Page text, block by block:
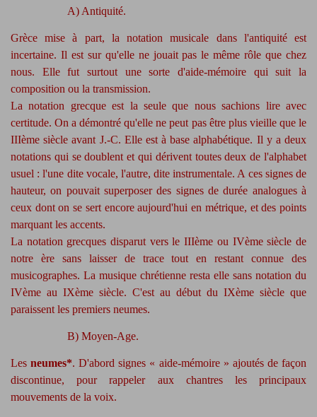
A) Antiquité.
Grèce mise à part, la notation musicale dans l'antiquité est
incertaine. Il est sur qu'elle ne jouait pas le même rôle que chez
nous. Elle fut surtout une sorte d'aide-mémoire qui suit la
composition ou la transmission.
La notation grecque est la seule que nous sachions lire avec
certitude. On a démontré qu'elle ne peut pas être plus vieille que le
IIIème siècle avant J.-C. Elle est à base alphabétique. Il y a deux
notations qui se doublent et qui dérivent toutes deux de l'alphabet
usuel : l'une dite vocale, l'autre, dite instrumentale. A ces signes de
hauteur, on pouvait superposer des signes de durée analogues à
ceux dont on se sert encore aujourd'hui en métrique, et des points
marquant les accents.
La notation grecques disparut vers le IIIème ou IVème siècle de
notre ère sans laisser de trace tout en restant connue des
musicographes. La musique chrétienne resta elle sans notation du
IVème au IXème siècle. C'est au début du IXème siècle que
paraissent les premiers neumes.
B) Moyen-Age.
Lesneumes*. D'abord signes « aide-mémoire » ajoutés de façon
discontinue, pour rappeler aux chantres les principaux
mouvements de la voix.